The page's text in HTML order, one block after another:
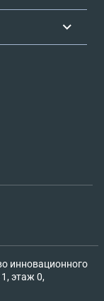
инновационного
этаж 0,